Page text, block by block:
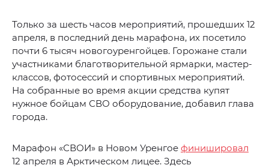
Только за шесть часов мероприятий, прошедших 12
апреля, в последний день марафона, их посетило
почти 6 тысяч новогоуренгойцев. Горожане стали
участниками благотворительной ярмарки, мастер-
классов, фотосессий и спортивных мероприятий.
На собранные во время акции средства купят
нужное бойцам СВО оборудование, добавил глава
города.
Марафон «СВОИ» в Новом Уренгое финишировал
12 апреля в Арктическом лицее. Здесь